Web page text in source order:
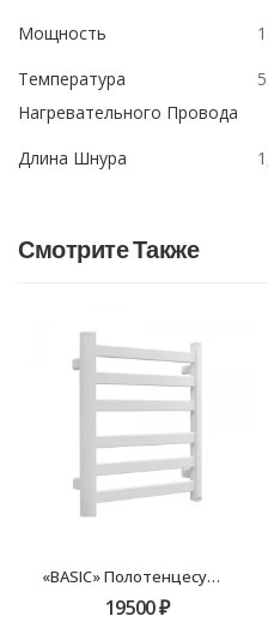
Мощность
Температура
Нагревательного Провода
Длина Шнура
Смотрите Также
«BASIC» Полотенцесушитель электрический 600х500 FX-7400W белый
19500₽